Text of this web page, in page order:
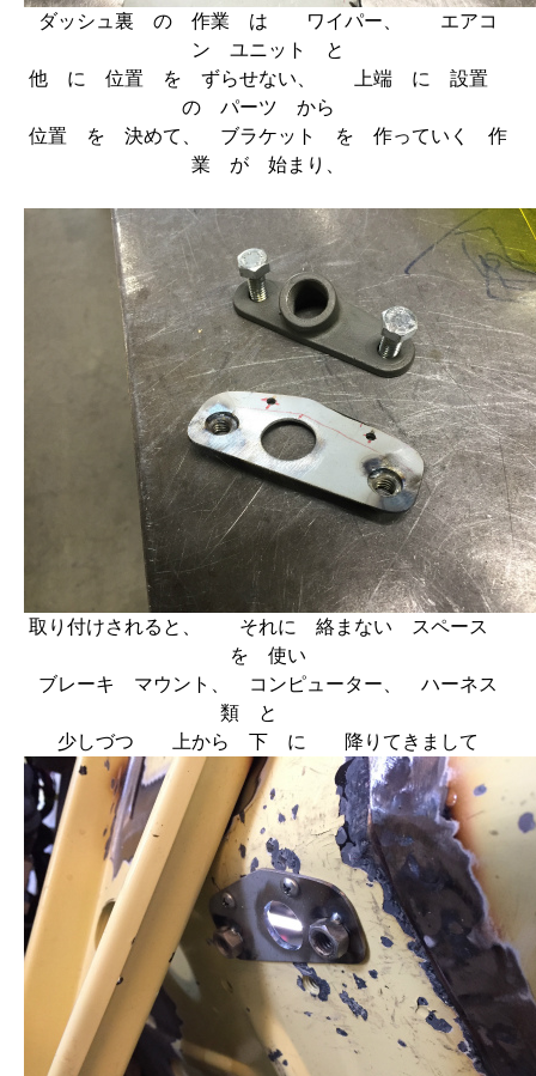
ダッシュ裏 の 作業 は ワイパー、 エアコ
ン ユニット と
他 に 位置 を ずらせない、 上端 に 設置
の パーツ から
位置 を 決めて、 ブラケット を 作っていく 作
業 が 始まり、
取り付けされると、 それに 絡まない スペース
を 使い
ブレーキ マウント、 コンピューター、 ハーネス
類 と
少しづつ 上から 下 に 降りてきまして